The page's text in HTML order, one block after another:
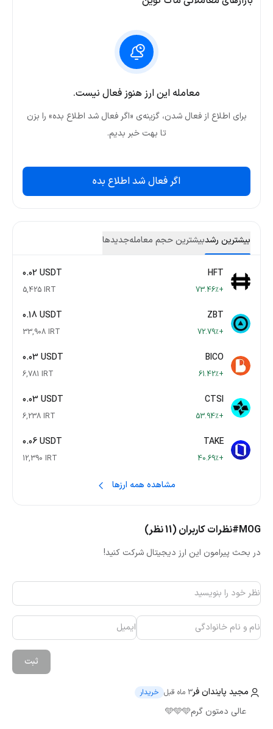
#MOGنظرات کاربران (11 نظر)
در بحث پیرامون این ارز دیجیتال شرکت کنید!
ثبت
مجید پایندان فر3 ماه قبل خریدار
عالی دمتون گرم🩵🩵🩵
معامله این ارز هنوز فعال نیست.
برای اطلاع از فعال شدن، گزینه‌ی «اگر فعال شد اطلاع بده» را بزن
تا بهت خبر بدیم.
اگر فعال شد اطلاع بده
بیشترین رشدبیشترین حجم معاملهجدید‌ها
HFT
0.02 USDT
+73.46٪ 5,425 IRT
ZBT
0.18 USDT
+72.79٪ 33,908 IRT
BICO
0.03 USDT
+61.42٪ 6,781 IRT
CTSI
0.03 USDT
+53.94٪ 6,238 IRT
TAKE
0.06 USDT
+40.69٪ 12,390 IRT
مشاهده همه ارزها